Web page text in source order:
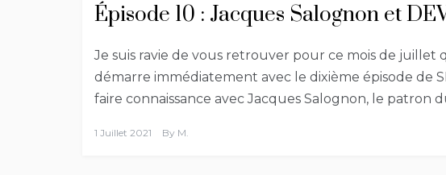
Épisode 10 : Jacques Salognon et
Je suis ravie de vous retrouver pour ce mois de juillet
démarre immédiatement avec le dixième épisode de
faire connaissance avec Jacques Salognon, le patron
1 Juillet 2021 By M.